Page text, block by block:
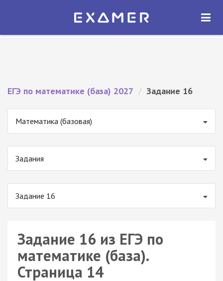
Экзамер — ЕГЭ 2027
ОТКРЫТЬ
ЕГЭ по математике (база) 2027 / Задание 16
Математика (базовая)
Задания
Задание 16
Задание 16 из ЕГЭ по
математике (база).
Страница 14